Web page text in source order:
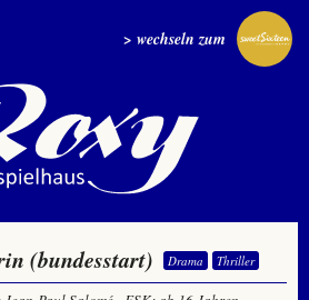
> wechseln zum
(bundesstart) Drama Thriller